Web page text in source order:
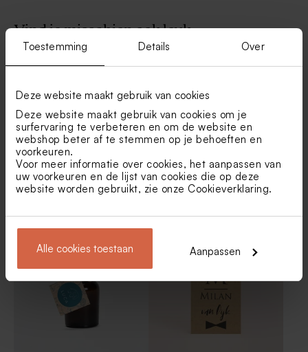
Toestemming Details Over
Deze website maakt gebruik van cookies
Deze website maakt gebruik van cookies om je
surfervaring te verbeteren en om de website en
webshop beter af te stemmen op je behoeften en
voorkeuren.
Voor meer informatie over cookies, het aanpassen van
uw voorkeuren en de lijst van cookies die op deze
website worden gebruikt, zie onze Cookieverklaring.
Alle cookies toestaan Aanpassen
Houten potlood met beige
molentje
deksel gelaserd
Vind je misschien ook leuk